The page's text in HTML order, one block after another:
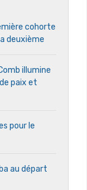
cohorte
deuxième
illumine
paix et
pour le
au départ